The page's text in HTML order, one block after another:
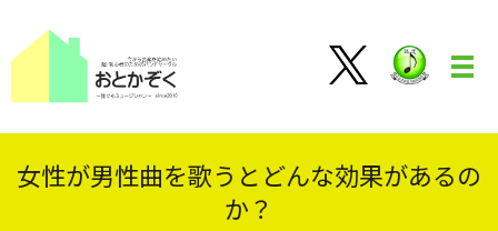
メ
女性が男性曲を歌うとどんな効果があるの
か？